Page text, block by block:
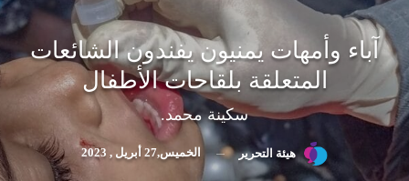
آباء وأمهات يمنيون يفندون الشائعات
المتعلقة بلقاحات الأطفال
سكينة محمد.
هيئة التحرير الخميس,27 أبريل , 2023